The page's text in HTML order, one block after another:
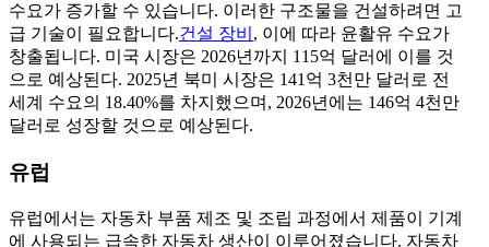
수요가 증가할 수 있습니다. 이러한 구조물을 건설하려면 고
급 기술이 필요합니다.건설 장비 , 이에 따라 윤활유 수요가
창출됩니다. 미국 시장은 2026년까지 115억 달러에 이를 것
으로 예상된다. 2025년 북미 시장은 141억 3천만 달러로 전
세계 수요의 18.40%를 차지했으며, 2026년에는 146억 4천만
달러로 성장할 것으로 예상된다.
유럽
유럽에서는 자동차 부품 제조 및 조립 과정에서 제품이 기계
에 사용되는 급속한 자동차 생산이 이루어졌습니다. 자동차